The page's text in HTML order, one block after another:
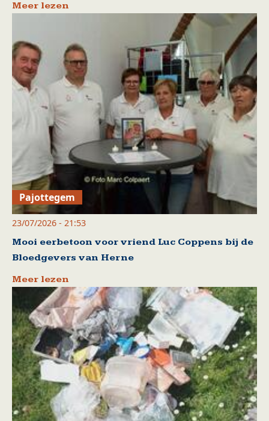
Meer lezen
Pajottegem
23/07/2026 - 21:53
Mooi eerbetoon voor vriend Luc Coppens bij de
Bloedgevers van Herne
Meer lezen